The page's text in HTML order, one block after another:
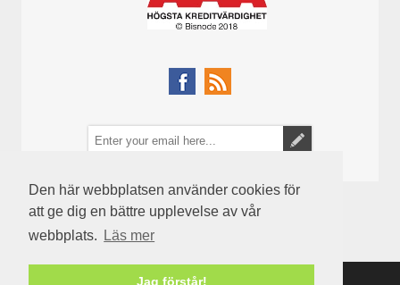
Den här webbplatsen använder cookies för
att ge dig en bättre upplevelse av vår
webbplats.
Läs mer
Jag förstår!